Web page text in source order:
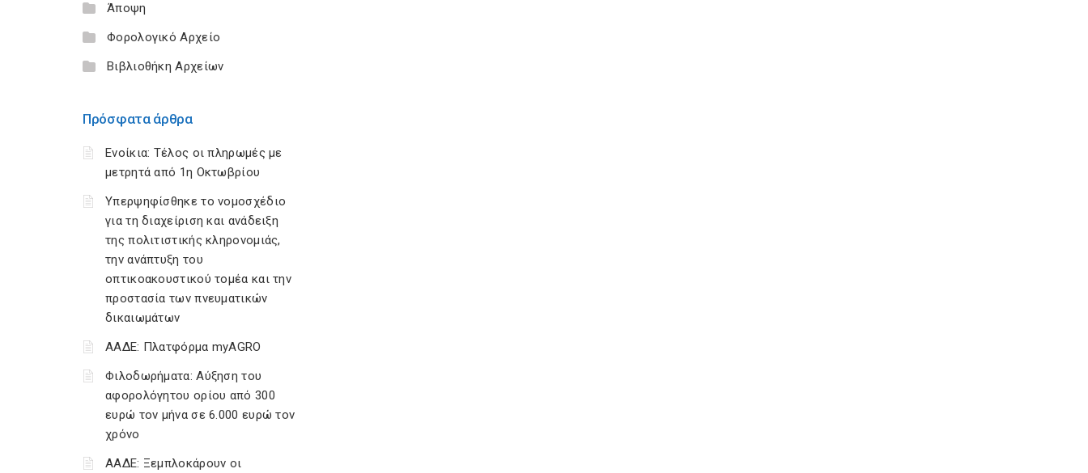
Άποψη
Φορολογικό Αρχείο
Βιβλιοθήκη Αρχείων
Πρόσφατα άρθρα
Ενοίκια: Τέλος οι πληρωμές με
μετρητά από 1η Οκτωβρίου
Υπερψηφίσθηκε το νομοσχέδιο
για τη διαχείριση και ανάδειξη
της πολιτιστικής κληρονομιάς,
την ανάπτυξη του
οπτικοακουστικού τομέα και την
προστασία των πνευματικών
δικαιωμάτων
ΑΑΔΕ: Πλατφόρμα myAGRO
Φιλοδωρήματα: Αύξηση του
αφορολόγητου ορίου από 300
ευρώ τον μήνα σε 6.000 ευρώ τον
χρόνο
ΑΑΔΕ: Ξεμπλοκάρουν οι